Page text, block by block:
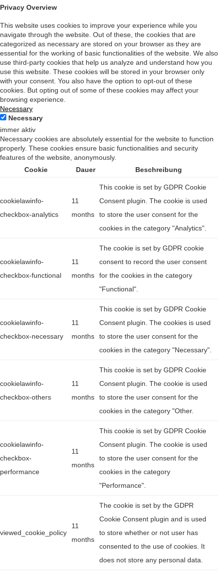
Privacy Overview
This website uses cookies to improve your experience while you
navigate through the website. Out of these, the cookies that are
categorized as necessary are stored on your browser as they are
essential for the working of basic functionalities of the website. We also
use third-party cookies that help us analyze and understand how you
use this website. These cookies will be stored in your browser only
with your consent. You also have the option to opt-out of these
cookies. But opting out of some of these cookies may affect your
browsing experience.
Necessary
Necessary
immer aktiv
Necessary cookies are absolutely essential for the website to function
properly. These cookies ensure basic functionalities and security
features of the website, anonymously.
Cookie
Dauer Beschreibung
cookielawinfo-
checkbox-analytics
11
months
This cookie is set by GDPR Cookie
Consent plugin. The cookie is used
to store the user consent for the
cookies in the category "Analytics".
cookielawinfo-
checkbox-functional
11
months
The cookie is set by GDPR cookie
consent to record the user consent
for the cookies in the category
"Functional".
cookielawinfo-
checkbox-necessary
11
months
This cookie is set by GDPR Cookie
Consent plugin. The cookies is used
to store the user consent for the
cookies in the category "Necessary".
cookielawinfo-
checkbox-others
11
months
This cookie is set by GDPR Cookie
Consent plugin. The cookie is used
to store the user consent for the
cookies in the category "Other.
cookielawinfo-
checkbox-
performance
11
months
This cookie is set by GDPR Cookie
Consent plugin. The cookie is used
to store the user consent for the
cookies in the category
"Performance".
viewed_cookie_policy
11
months
The cookie is set by the GDPR
Cookie Consent plugin and is used
to store whether or not user has
consented to the use of cookies. It
does not store any personal data.